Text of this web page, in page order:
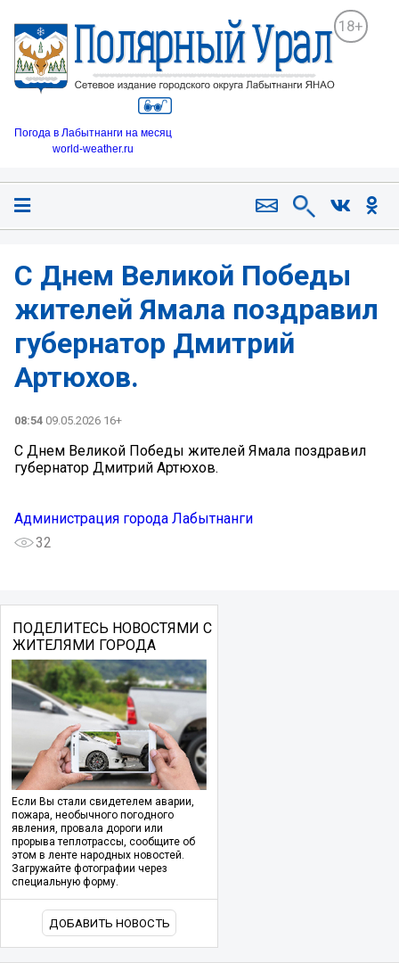
18+
Погода в Лабытнанги на месяц
world-weather.ru
С Днем Великой Победы
жителей Ямала поздравил
губернатор Дмитрий
Артюхов.
08:54 09.05.2026 16+
С Днем Великой Победы жителей Ямала поздравил
губернатор Дмитрий Артюхов.
Администрация города Лабытнанги
32
ПОДЕЛИТЕСЬ НОВОСТЯМИ С
ЖИТЕЛЯМИ ГОРОДА
Если Вы стали свидетелем аварии,
пожара, необычного погодного
явления, провала дороги или
прорыва теплотрассы, сообщите об
этом в ленте народных новостей.
Загружайте фотографии через
специальную форму.
ДОБАВИТЬ НОВОСТЬ